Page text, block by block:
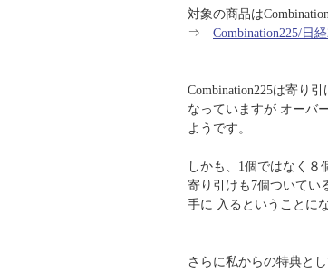
対象の商品は
⇒ Combination225/日
Combination225は寄り
なっていますが オーバ
ようです。
しかも、1個ではなく８
寄り引けも7個ついてい
手に 入るということに
さらに私からの特典と